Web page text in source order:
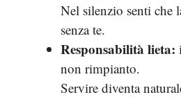
Nel silenzio senti che
senza te.
Responsabilità lieta:
non rimpianto.
Servire diventa